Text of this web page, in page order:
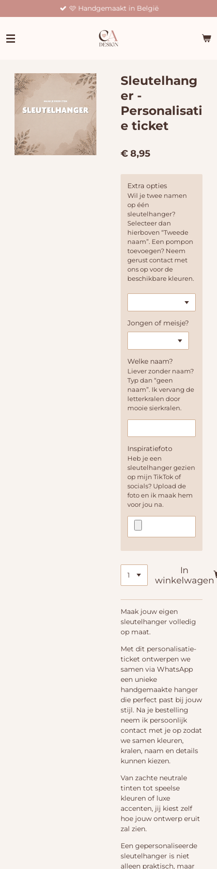
direct
de
🩷 Handgemaakt in België
Sleutelhang
er -
Personalisati
e ticket
€ 8,95
Extra opties
Wil je twee namen
op één
sleutelhanger?
Selecteer dan
hierboven “Tweede
naam”. Een pompon
toevoegen? Neem
gerust contact met
ons op voor de
beschikbare kleuren.
Jongen of meisje?
Welke naam?
Liever zonder naam?
Typ dan “geen
naam”. Ik vervang de
letterkralen door
mooie sierkralen.
Inspiratiefoto
Heb je een
sleutelhanger gezien
op mijn TikTok of
socials? Upload de
foto en ik maak hem
voor jou na.
In
winkelwagen
Maak jouw eigen
sleutelhanger volledig
op maat.
Met dit personalisatie-
ticket ontwerpen we
samen via WhatsApp
een unieke
handgemaakte hanger
die perfect past bij jouw
stijl. Na je bestelling
neem ik persoonlijk
contact met je op zodat
we samen kleuren,
kralen, naam en details
kunnen kiezen.
Van zachte neutrale
tinten tot speelse
kleuren of luxe
accenten, jij kiest zelf
hoe jouw ontwerp eruit
zal zien.
Een gepersonaliseerde
sleutelhanger is niet
alleen praktisch, maar